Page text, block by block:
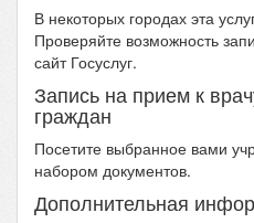
В некоторых городах эта
Проверяйте возможность
сайт Госуслуг.
Запись на прием к
граждан
Посетите выбранное вами
набором документов.
Дополнительная